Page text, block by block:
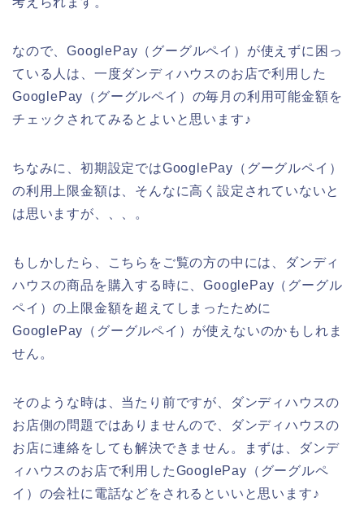
なので、GooglePay（グーグルペイ）が使えずに困っ
ている人は、一度ダンディハウスのお店で利用した
GooglePay（グーグルペイ）の毎月の利用可能金額を
チェックされてみるとよいと思います♪
ちなみに、初期設定ではGooglePay（グーグルペイ）
の利用上限金額は、そんなに高く設定されていないと
は思いますが、、、。
もしかしたら、こちらをご覧の方の中には、ダンディ
ハウスの商品を購入する時に、GooglePay（グーグル
ペイ）の上限金額を超えてしまったために
GooglePay（グーグルペイ）が使えないのかもしれま
せん。
そのような時は、当たり前ですが、ダンディハウスの
お店側の問題ではありませんので、ダンディハウスの
お店に連絡をしても解決できません。まずは、ダンデ
ィハウスのお店で利用したGooglePay（グーグルペ
イ）の会社に電話などをされるといいと思います♪